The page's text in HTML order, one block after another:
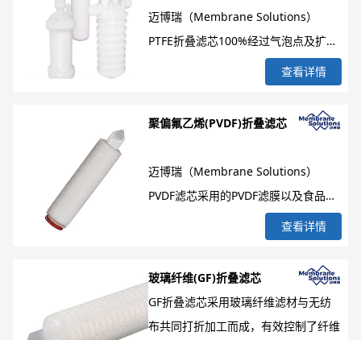
SteriPure-B、 SteriPure-P、Clean-
Nova、Clean-Gard、?83/?130 PF系
列），广泛适用于除微粒过滤（电子高
（在生物制药行业中用于药液，工艺用
芯进行了精细化的设计，形成特点和应
用各不相同的子系列（如PolyPure-
PPD、PolyPure-AB、PolyPure-D、
膜折叠滤芯可以为RO膜系统供更好的
保护作用，设计更能降低完整过滤的费
用（对比熔喷滤芯、线绕滤芯、常规折
迈博瑞（Membrane Solutions）
PTFE折叠滤芯100%经过气泡点及扩散
流等完整性测试并纯水冲洗（电子级滤
芯100%采用超纯水冲洗），同时生物
安全性及内毒素控制指标均符合药典
孔隙率、通量高、寿命长）与亲水性
PTFE膜滤芯（耐各种强酸强碱溶液的
景，MS公司细化配置形成不同的子系
列以满足各种应用场景的使用需求
（FluorPure系列、直径83/直径130面
查看详情
聚偏氟乙烯(PVDF)折叠滤芯
迈博瑞（Membrane Solutions）
PVDF滤芯采用的PVDF滤膜以及食品级
聚丙烯部件制作而成，滤芯外壳、中心
杆、端盖均采用热熔焊接技术且不使用
任何胶合剂。产品出厂前100%经过完
查看详情
玻璃纤维(GF)折叠滤芯
GF折叠滤芯采用玻璃纤维滤材与无纺
布共同打折加工而成，有效控制了纤维